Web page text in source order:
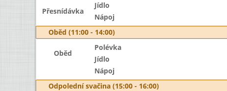
Přesnídávka
Jídlo
Nápoj
Oběd (11:00 - 14:00)
Oběd
Polévka
Jídlo
Nápoj
Odpolední svačina (15:00 - 16:00)